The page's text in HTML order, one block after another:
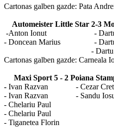
Cartonas galben gazde: Pata
Automeister Little Star 2-3
-Anton Ionut - Dartu
- Doncean Marius - Dartu
- Dartu
Cartonas galben gazde: Carneala
Maxi Sport 5 - 2 Poiana
- Ivan Razvan - Cezar
- Ivan Razvan - Sandu
- Chelariu Paul
- Chelariu Paul
- Tiganetea Florin